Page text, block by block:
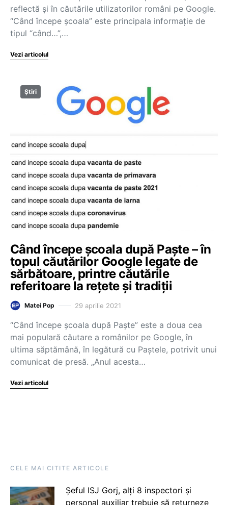
reflectă și în căutările utilizatorilor români pe Google.
“Când începe școala” este principala informație de
tipul “când…”,…
Vezi articolul
Știri
Când începe școala după Paște – în
topul căutărilor Google legate de
sărbătoare, printre căutările
referitoare la rețete și tradiții
Matei Pop 29 aprilie 2021
“Când începe școala după Paște” este a doua cea
mai populară căutare a românilor pe Google, în
ultima săptămână, în legătură cu Paștele, potrivit unui
comunicat de presă. „Anul acesta…
Vezi articolul
CELE MAI CITITE ARTICOLE
Șeful ISJ Gorj, alți 8 inspectori și
personal auxiliar trebuie să returneze